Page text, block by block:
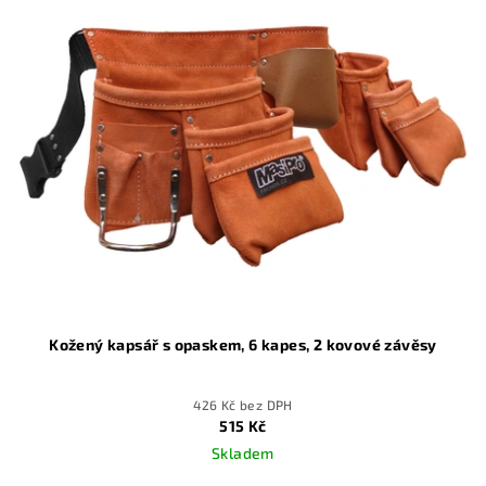
Kožený kapsář s opaskem, 6 kapes, 2 kovové závěsy
426 Kč bez DPH
515 Kč
Skladem